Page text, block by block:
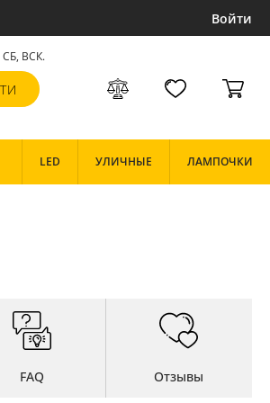
Войти
СБ, ВСК.
LED УЛИЧНЫЕ ЛАМПОЧКИ
FAQ Отзывы